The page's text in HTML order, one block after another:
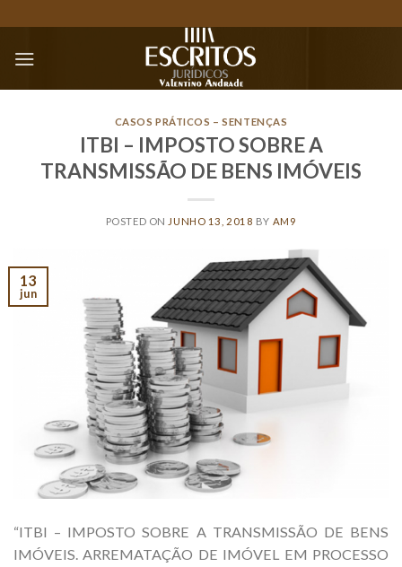
to
content
CASOS PRÁTICOS – SENTENÇAS
ITBI – IMPOSTO SOBRE A
TRANSMISSÃO DE BENS IMÓVEIS
POSTED ON JUNHO 13, 2018 BY AM9
13
jun
“ITBI – IMPOSTO SOBRE A TRANSMISSÃO DE BENS
IMÓVEIS. ARREMATAÇÃO DE IMÓVEL EM PROCESSO